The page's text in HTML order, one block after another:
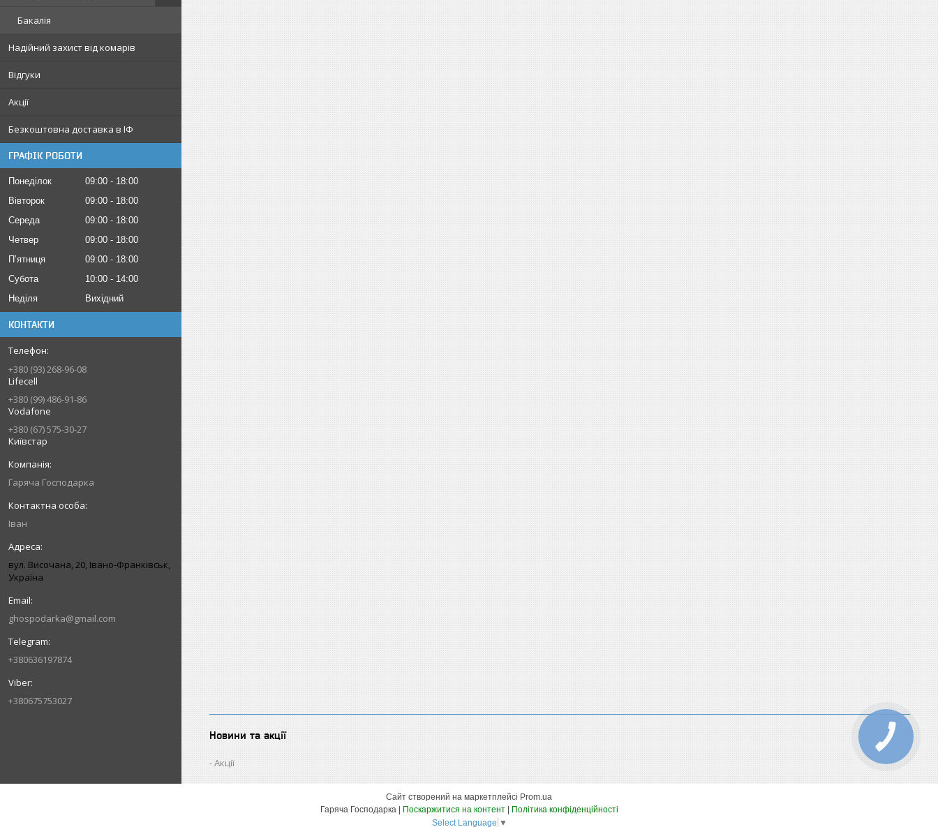
Бакалія
Надійний захист від комарів
Відгуки
Акції
Безкоштовна доставка в ІФ
ГРАФІК РОБОТИ
Понеділок 09:00
18:00
Вівторок
09:00
18:00
Середа
09:00
18:00
Четвер
09:00
18:00
Пʼятниця
09:00
18:00
Субота
10:00
14:00
Неділя
Вихідний
КОНТАКТИ
+380 (93) 268-96-08
Lifecell
+380 (99) 486-91-86
Vodafone
+380 (67) 575-30-27
Київстар
Гаряча Господарка
Іван
вул. Височана, 20, Івано-Франківськ,
Україна
ghospodarka@gmail.com
+380636197874
+380675753027
Новини та акції
Акції
Сайт створений на маркетплейсі Prom.ua
Поскаржитися на контент
Політика конфіденційності
Select Language ▼